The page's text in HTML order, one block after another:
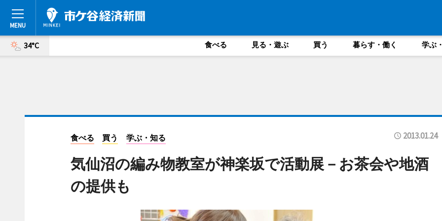
34°C 食べる 見る・遊ぶ 買う 暮らす・働く 学ぶ
食べる 買う 学ぶ・知る 2013.01.24
気仙沼の編み物教室が神楽坂で活動展－お茶会や地酒
の提供も